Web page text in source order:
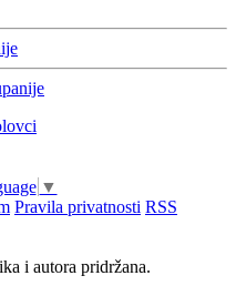
▼
Pravila privatnosti RSS
i autora pridržana.